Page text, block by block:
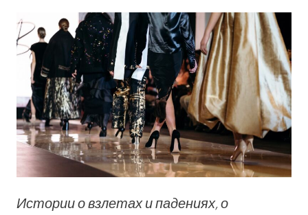
Истории о взлетах и падениях, о